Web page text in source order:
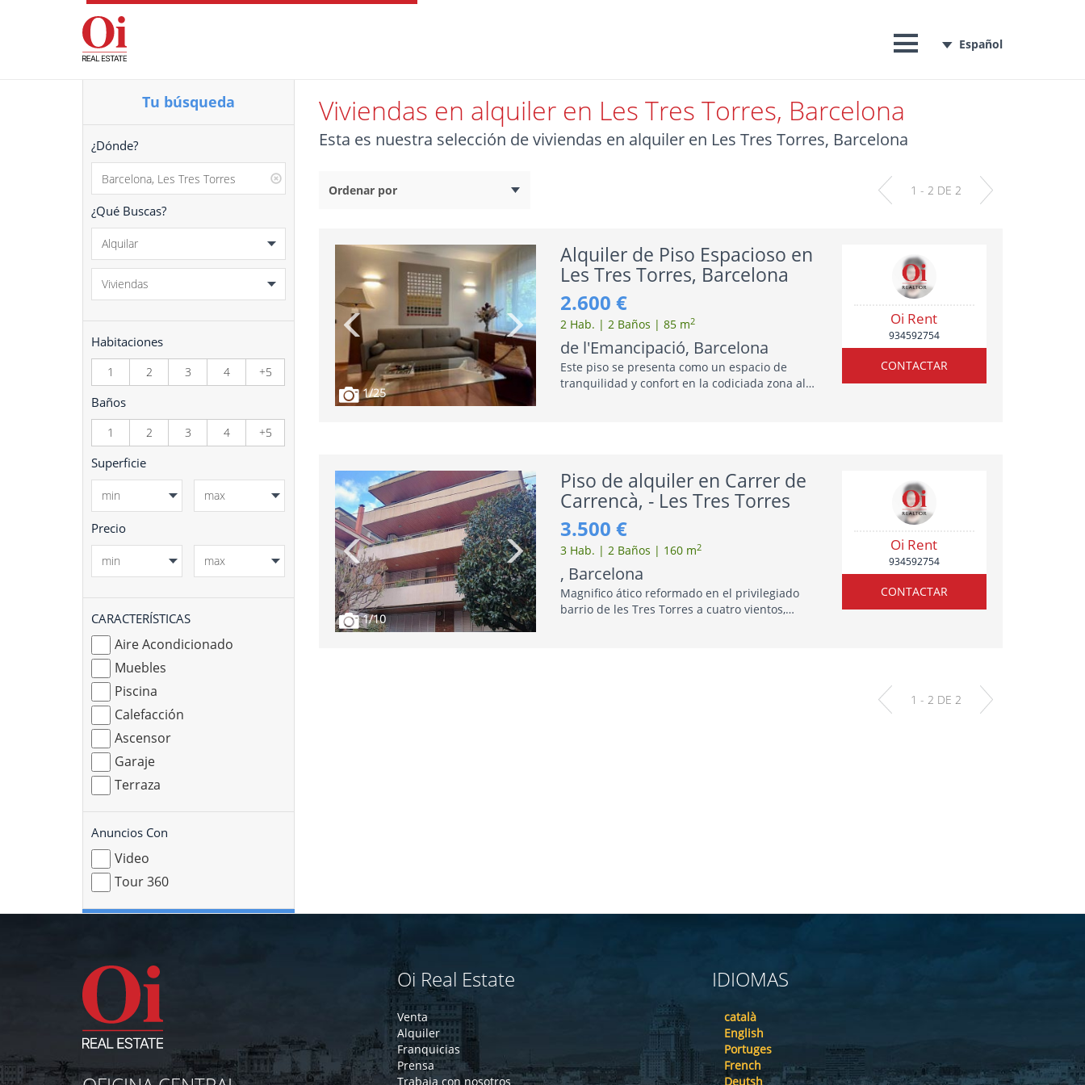
Español
Tu búsqueda
¿Dónde?
¿Qué Buscas?
Habitaciones
1 2 3 4 +5
Baños
1 2 3 4 +5
Superficie
Precio
CARACTERÍSTICAS
Aire Acondicionado
Muebles
Piscina
Calefacción
Ascensor
Garaje
Terraza
Anuncios Con
Video
Tour 360
Viviendas en alquiler en Les Tres Torres, Barcelona
Esta es nuestra selección de viviendas en alquiler en Les Tres Torres, Barcelona
1 - 2 DE 2
1/25
Alquiler de Piso Espacioso en
Les Tres Torres, Barcelona
2.600 €
2 Hab. | 2 Baños | 85 m2
de l'Emancipació, Barcelona
Este piso se presenta como un espacio de
tranquilidad y confort en la codiciada zona alta
Oi Rent
934592754
CONTACTAR
1/10
Piso de alquiler en Carrer de
Carrencà, - Les Tres Torres
3.500 €
3 Hab. | 2 Baños | 160 m2
, Barcelona
Magnifico ático reformado en el privilegiado
barrio de les Tres Torres a cuatro vientos,
Oi Rent
934592754
CONTACTAR
1 - 2 DE 2
Oi Real Estate
Venta
Alquiler
Franquicias
Prensa
Trabaja con nosotros
IDIOMAS
català
English
Portuges
French
Deutsh